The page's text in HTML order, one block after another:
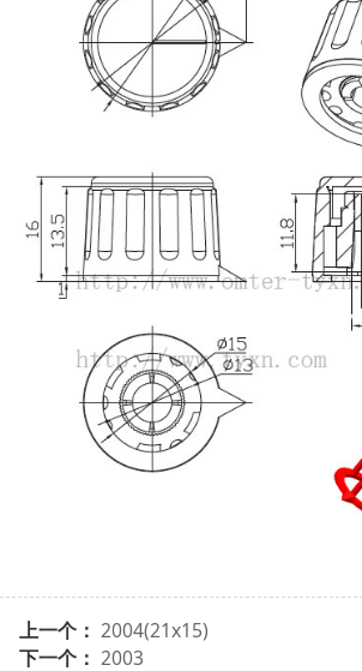
上一个： 2004(21x15)
下一个： 2003